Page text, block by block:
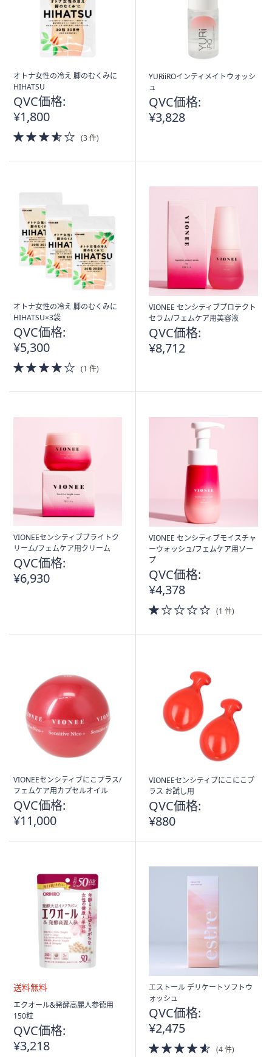
オトナ女性の冷え 脚のむくみに
HIHATSU
QVC価格:
¥1,800
3.5
of
(3 件)
YURiiROインティメイトウォッシ
ュ
QVC価格:
¥3,828
オトナ女性の冷え 脚のむくみに
HIHATSU×3袋
QVC価格:
¥5,300
4.0
of
(1 件)
VIONEE センシティブプロテクト
セラム/フェムケア用美容液
QVC価格:
¥8,712
VIONEEセンシティブブライトク
リーム/フェムケア用クリーム
QVC価格:
¥6,930
VIONEE センシティブモイスチャ
ーウォッシュ/フェムケア用ソー
プ
QVC価格:
¥4,378
1.0
of
(1 件)
VIONEEセンシティブにこプラス/
フェムケア用カプセルオイル
QVC価格:
¥11,000
VIONEEセンシティブにこにこプ
ラス お試し用
QVC価格:
¥880
送
料
料
エクオール&発酵高麗人参徳用
150粒
QVC価格:
¥3,218
エストール デリケートソフトウ
ォッシュ
QVC価格:
¥2,475
4.5
(4 件)